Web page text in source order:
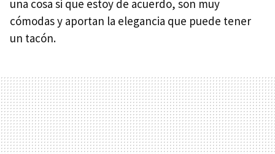
una cosa si que estoy de acuerdo, son muy
cómodas y aportan la elegancia que puede tener
un tacón.